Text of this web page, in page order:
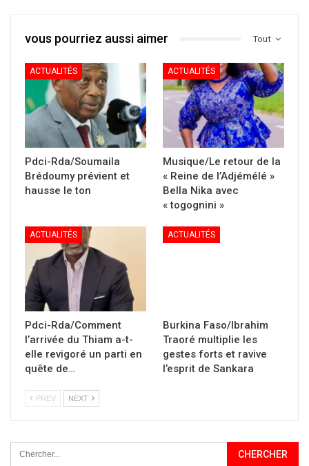
Tout
vous pourriez aussi aimer
ACTUALITÉS
Pdci-Rda/Soumaila
Brédoumy prévient et
hausse le ton
ACTUALITÉS
Musique/Le retour de la
« Reine de l’Adjémélé »
Bella Nika avec
« togognini »
ACTUALITÉS
Pdci-Rda/Comment
l’arrivée du Thiam a-t-
elle revigoré un parti en
quête de…
ACTUALITÉS
Burkina Faso/Ibrahim
Traoré multiplie les
gestes forts et ravive
l’esprit de Sankara
PREV NEXT